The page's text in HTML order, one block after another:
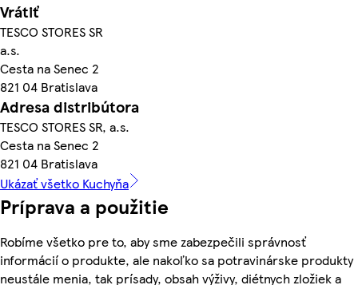
Vrátiť
TESCO STORES SR
a.s.
Cesta na Senec 2
821 04 Bratislava
Adresa distribútora
TESCO STORES SR, a.s.
Cesta na Senec 2
821 04 Bratislava
Ukázať všetko Kuchyňa
Príprava a použitie
Robíme všetko pre to, aby sme zabezpečili správnosť
informácií o produkte, ale nakoľko sa potravinárske produkty
neustále menia, tak prísady, obsah výživy, diétnych zložiek a